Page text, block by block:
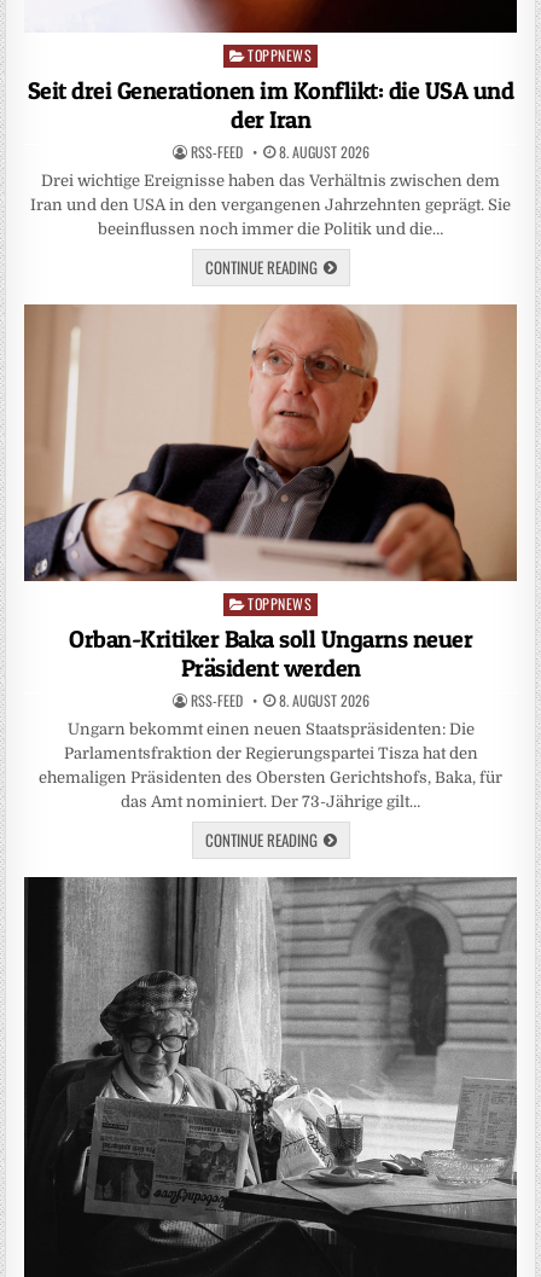
Posted
TOPPNEWS
Seit drei Generationen im Konflikt: die USA und
der Iran
RSS-FEED 8. AUGUST 2026
Drei wichtige Ereignisse haben das Verhältnis zwischen dem
Iran und den USA in den vergangenen Jahrzehnten geprägt. Sie
beeinflussen noch immer die Politik und die…
CONTINUE READING
Posted
in
TOPPNEWS
Orban-Kritiker Baka soll Ungarns neuer
Präsident werden
RSS-FEED 8. AUGUST 2026
Ungarn bekommt einen neuen Staatspräsidenten: Die
Parlamentsfraktion der Regierungspartei Tisza hat den
ehemaligen Präsidenten des Obersten Gerichtshofs, Baka, für
das Amt nominiert. Der 73-Jährige gilt…
CONTINUE READING